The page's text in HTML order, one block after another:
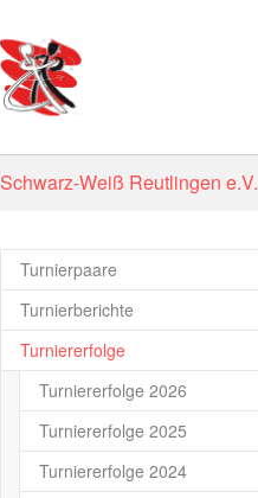
Schwarz-Weiß Reutlingen e.V.
Turnierpaare
Turnierberichte
Turniererfolge
Turniererfolge 2026
Turniererfolge 2025
Turniererfolge 2024